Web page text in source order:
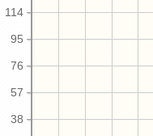
38
57
76
95
114